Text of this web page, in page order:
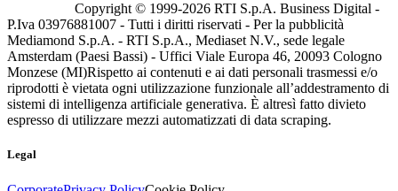
Copyright © 1999-2026 RTI S.p.A. Business Digital -
P.Iva 03976881007 - Tutti i diritti riservati - Per la pubblicità
Mediamond S.p.A. - RTI S.p.A., Mediaset N.V., sede legale
Amsterdam (Paesi Bassi) - Uffici Viale Europa 46, 20093 Cologno
Monzese (MI)Rispetto ai contenuti e ai dati personali trasmessi e/o
riprodotti è vietata ogni utilizzazione funzionale all’addestramento di
sistemi di intelligenza artificiale generativa. È altresì fatto divieto
espresso di utilizzare mezzi automatizzati di data scraping.
Legal